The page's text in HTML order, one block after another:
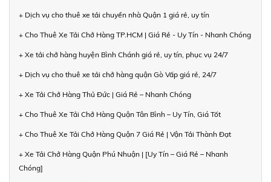
+ Dịch vụ cho thuê xe tải chuyển nhà Quận 1 giá rẻ, uy tín
+ Cho Thuê Xe Tải Chở Hàng TP.HCM | Giá Rẻ - Uy Tín - Nhanh Chóng
+ Xe tải chở hàng huyện Bình Chánh giá rẻ, uy tín, phục vụ 24/7
+ Dịch vụ cho thuê xe tải chở hàng quận Gò Vấp giá rẻ, 24/7
+ Xe Tải Chở Hàng Thủ Đức | Giá Rẻ – Nhanh Chóng
+ Cho Thuê Xe Tải Chở Hàng Quận Tân Bình – Uy Tín, Giá Tốt
+ Cho Thuê Xe Tải Chở Hàng Quận 7 Giá Rẻ | Vận Tải Thành Đạt
+ Xe Tải Chở Hàng Quận Phú Nhuận | [Uy Tín – Giá Rẻ – Nhanh
Chóng]